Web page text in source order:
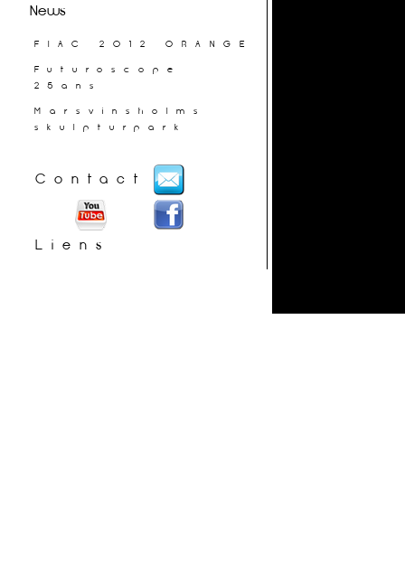
News
FIAC 2012 ORANGE
Futuroscope
25ans
Marsvinsholms
skulpturpark
Contact
Liens